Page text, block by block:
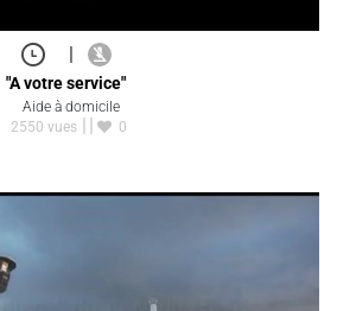
|
"A votre service"
Aide à domicile
2550 vues
0